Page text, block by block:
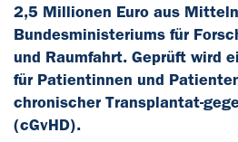
2,5 Millionen Euro aus
Bundesministeriums für
und Raumfahrt. Geprüft wird
für Patientinnen und
chronischer Transplantat-
(cGvHD).